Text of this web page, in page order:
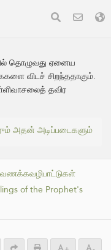
தொழுவது ஏனைய
விடச் சிறந்ததாகும்.
தவிர
அதன் அடிப்படைகளும்
வணக்கவழிபாட்டுகள்
of the Prophet's